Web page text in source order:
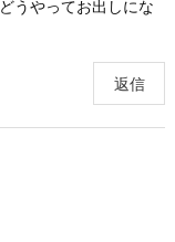
うやってお出しにな
返信